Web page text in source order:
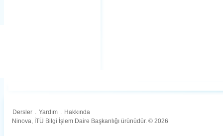
Dersler . Yardım . Hakkında
Ninova, İTÜ Bilgi İşlem Daire Başkanlığı ürünüdür. © 2026